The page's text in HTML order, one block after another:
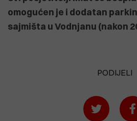
omogućen je i dodatan
sajmišta u Vodnjanu (nakon
PODIJELI